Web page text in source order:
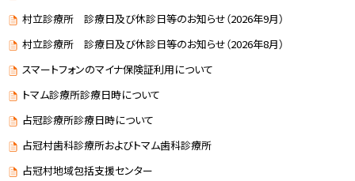
村立診療所 診療日及び休診日等のお知らせ（2026年9月）
村立診療所 診療日及び休診日等のお知らせ（2026年8月）
スマートフォンのマイナ保険証利用について
トマム診療所診療日時について
占冠診療所診療日時について
占冠村歯科診療所およびトマム歯科診療所
占冠村地域包括支援センター